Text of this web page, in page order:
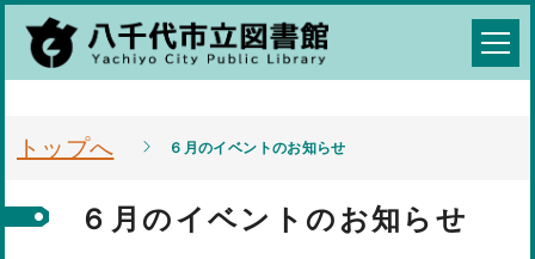
トップへ ６月のイベントのお知らせ
６月のイベントのお知らせ